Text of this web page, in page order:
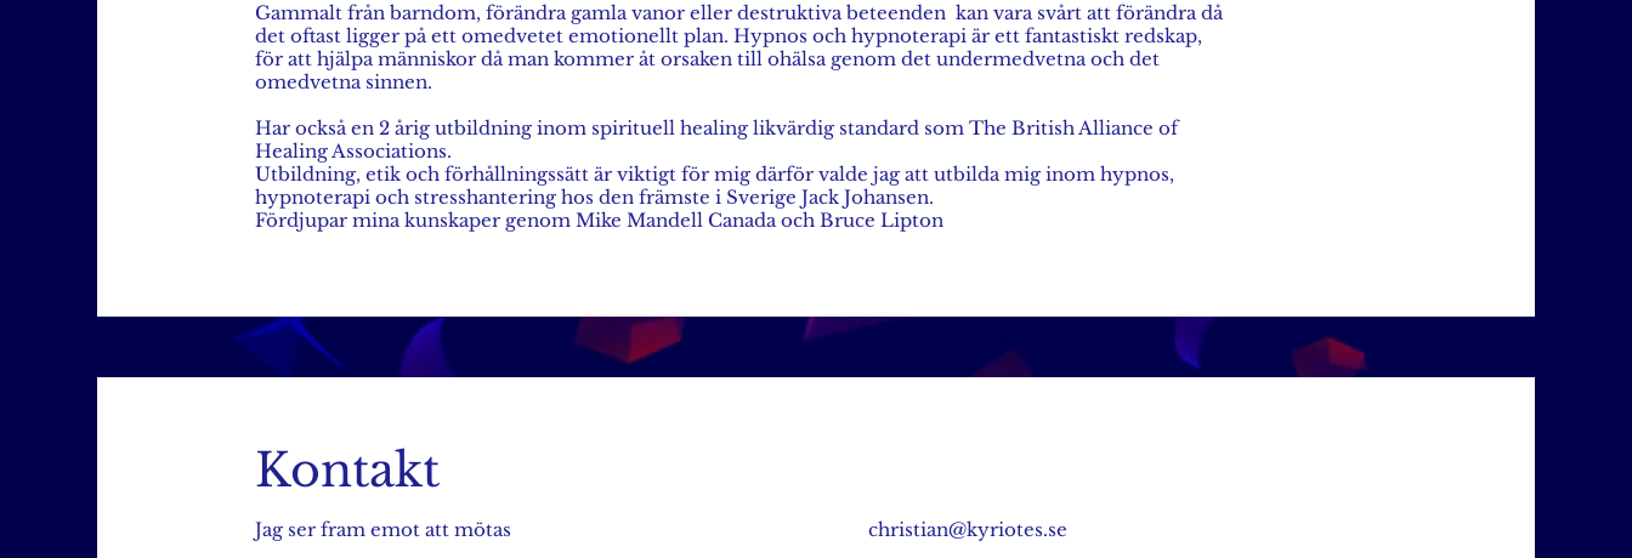
Gammalt från barndom, förändra gamla vanor eller destruktiva beteenden kan vara svårt att förändra då
det oftast ligger på ett omedvetet emotionellt plan. Hypnos och hypnoterapi är ett fantastiskt redskap,
för att hjälpa människor då man kommer åt orsaken till ohälsa genom det undermedvetna och det
omedvetna sinnen.
Har också en 2 årig utbildning inom spirituell healing likvärdig standard som The British Alliance of
Healing Associations.
Utbildning, etik och förhållningssätt är viktigt för mig därför valde jag att utbilda mig inom hypnos,
hypnoterapi och stresshantering hos den främste i Sverige Jack Johansen.
Fördjupar mina kunskaper genom Mike Mandell Canada och Bruce Lipton
Kontakt
Jag ser fram emot att mötas christian@kyriotes.se